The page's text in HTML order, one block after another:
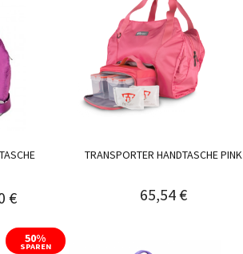
€
TRANSPORTER HANDTASCHE PINK
65,54 €
50%
SPAREN